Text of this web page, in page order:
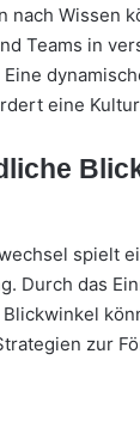
nach Wissen
Teams in
eine
spielt
Durch das
zur